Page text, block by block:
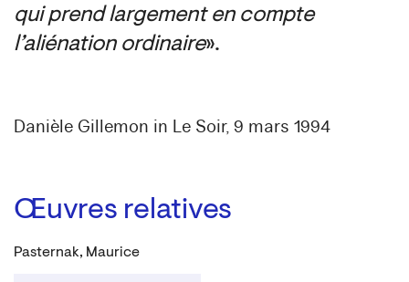
qui prend largement en compte
l’aliénation ordinaire».
Danièle Gillemon in Le Soir, 9 mars 1994
Œuvres relatives
Pasternak, Maurice